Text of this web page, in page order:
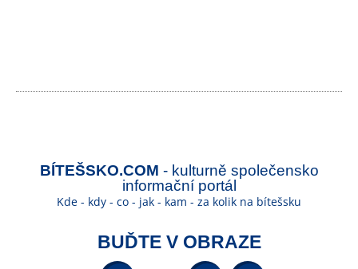
BÍTEŠSKO.COM - kulturně společensko
informační portál
Kde - kdy - co - jak - kam - za kolik na bítešsku
BUĎTE V OBRAZE